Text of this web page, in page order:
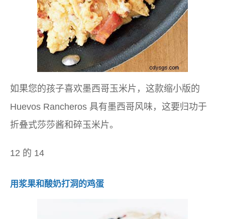
如果您的孩子喜欢墨西哥玉米片，这款缩小版的
Huevos Rancheros 具有墨西哥风味，这要归功于
折叠式莎莎酱和碎玉米片。
12 的 14
用浆果和酸奶打洞的鸡蛋